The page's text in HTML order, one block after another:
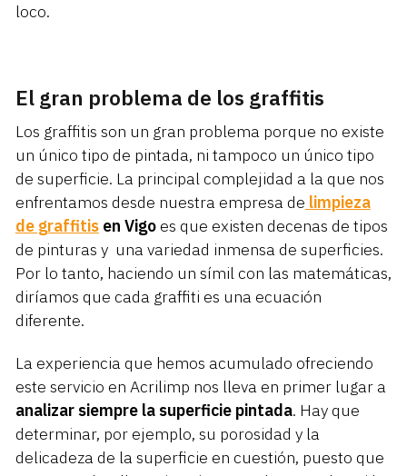
loco.
El gran problema de los graffitis
Los graffitis son un gran problema porque no existe
un único tipo de pintada, ni tampoco un único tipo
de superficie. La principal complejidad a la que nos
enfrentamos desde nuestra empresa de limpieza
de graffitisen Vigoes que existen decenas de tipos
de pinturas y una variedad inmensa de superficies.
Por lo tanto, haciendo un símil con las matemáticas,
diríamos que cada graffiti es una ecuación
diferente.
La experiencia que hemos acumulado ofreciendo
este servicio en Acrilimp nos lleva en primer lugar a
analizar siempre la superficie pintada. Hay que
determinar, por ejemplo, su porosidad y la
delicadeza de la superficie en cuestión, puesto que